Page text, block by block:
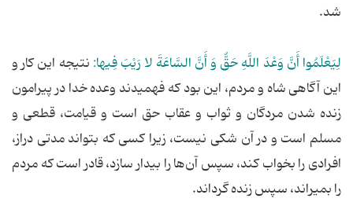
شد.
لِیَعْلَمُوا أَنَّ وَعْدَ اللَّهِ حَقٌّ وَ أَنَّ السَّاعَةَ لا رَیْبَ فِیها: نتیجه این کار و
این آگاهی شاه و مردم، این بود که فهمیدند وعده خدا در پیرامون
زنده شدن مردگان و ثواب و عقاب حق است و قیامت، قطعی و
مسلم است و در آن شکی نیست، زیرا کسی که بتواند مدتی دراز،
افرادی را بخواب کند، سپس آن‌ها را بیدار سازد، قادر است که مردم
را بمیراند، سپس زنده گرداند.